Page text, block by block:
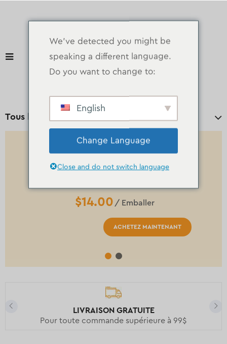
Tous les départements
BEURRE & OEUFS
$14.00 / Emballer
ACHETEZ MAINTENANT
LIVRAISON GRATUITE
Pour toute commande supérieure à 99$
We've detected you might be
speaking a different language.
Do you want to change to:
English
Change Language
Close and do not switch language